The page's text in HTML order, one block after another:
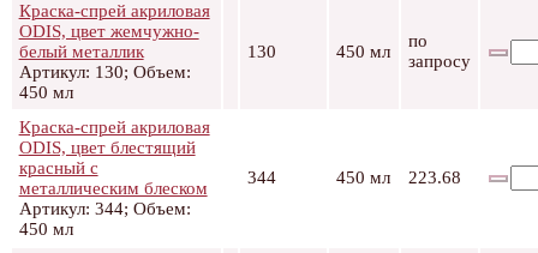
Краска-спрей акриловая
ODIS, цвет жемчужно-
белый металлик
Артикул: 130; Объем:
450 мл
130 450 мл
по
запросу
Краска-спрей акриловая
ODIS, цвет блестящий
красный с
металлическим блеском
Артикул: 344; Объем:
450 мл
344 450 мл 223.68